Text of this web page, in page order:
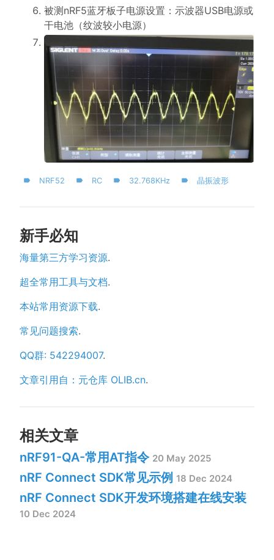
被测nRF5蓝牙板子电源设置：示波器USB电源或
干电池（纹波较小电源）
NRF52 RC 32.768KHz 晶振波形
新手必知
海量第三方学习资源.
超全常用工具与文档.
本站常用资源下载.
常见问题搜索.
QQ群: 542294007.
文章引用自：元仓库 OLIB.cn.
相关文章
nRF91-QA-常用AT指令 20 May 2025
nRF Connect SDK常见示例 18 Dec 2024
nRF Connect SDK开发环境搭建在线安装
10 Dec 2024